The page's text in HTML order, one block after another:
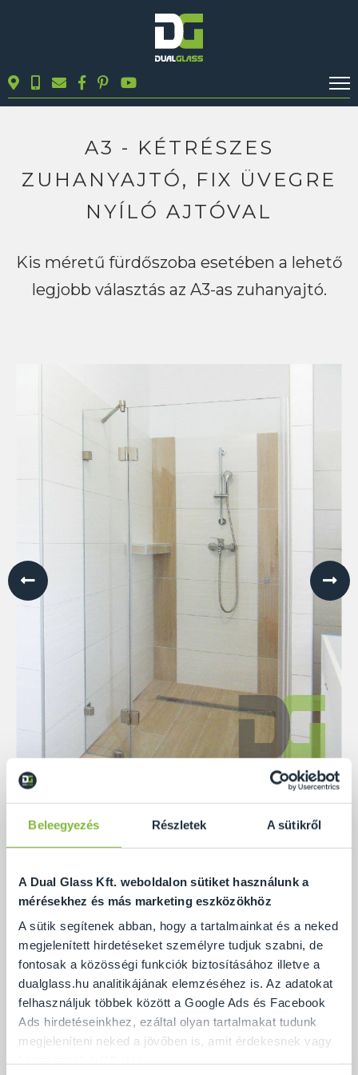
Beleegyezés Részletek A sütikről
A Dual Glass Kft. weboldalon sütiket használunk a
mérésekhez és más marketing eszközökhöz
A sütik segítenek abban, hogy a tartalmainkat és a neked
megjelenített hirdetéseket személyre tudjuk szabni, de
fontosak a közösségi funkciók biztosításához illetve a
dualglass.hu analitikájának elemzéséhez is. Az adatokat
felhasználjuk többek között a Google Ads és Facebook
Ads hirdetéseinkhez, ezáltal olyan tartalmakat tudunk
megjeleníteni neked a jövőben is, amit érdekesnek vagy
TERMÉKEK
BLOG
Keresés
A3 - KÉTRÉSZES
ZUHANYAJTÓ, FIX ÜVEGRE
NYÍLÓ AJTÓVAL
Kis méretű fürdőszoba esetében a lehető
legjobb választás az A3-as zuhanyajtó.
Az A3-as típusú zuhanyajtó jellemzői
Ha az egyrészes zuhanyfülke ajtó helyhiány miatt
nem férne el (törölközőszárító, radiátor stb.), vagy
már túl széles lenne (több mint 90 cm), akkor
megoszthatjuk a zuhanykabint egy keskenyebb fix
üvegre és egy zuhanyajtóra. Az A3-as típusú
zuhanyajtó esetében az ajtó a fix üveg elemre
rögzített két darab ajtózsanérról nyílik, és a falra